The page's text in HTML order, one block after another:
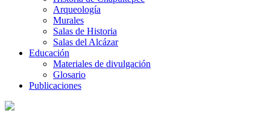
Arqueología
Murales
Salas de Historia
Salas del Alcázar
Educación
Materiales de divulgación
Glosario
Publicaciones